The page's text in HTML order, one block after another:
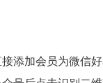
添加会员为微信